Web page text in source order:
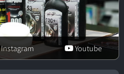
Youtube
Instagram